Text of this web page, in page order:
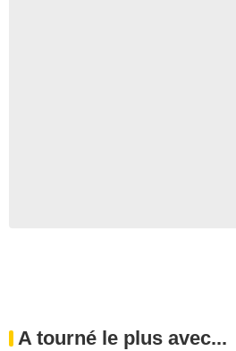
A tourné le plus avec...